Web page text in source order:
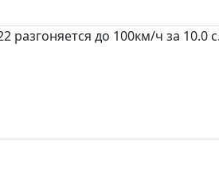
до 100км/ч за 10.0